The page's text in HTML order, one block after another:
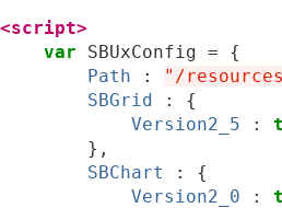
<script>
var
SBUxConfig =
{
Path
: "/
SBGrid
:
{
Version2_5
:
},
SBChart
:
{
Version2_0
: